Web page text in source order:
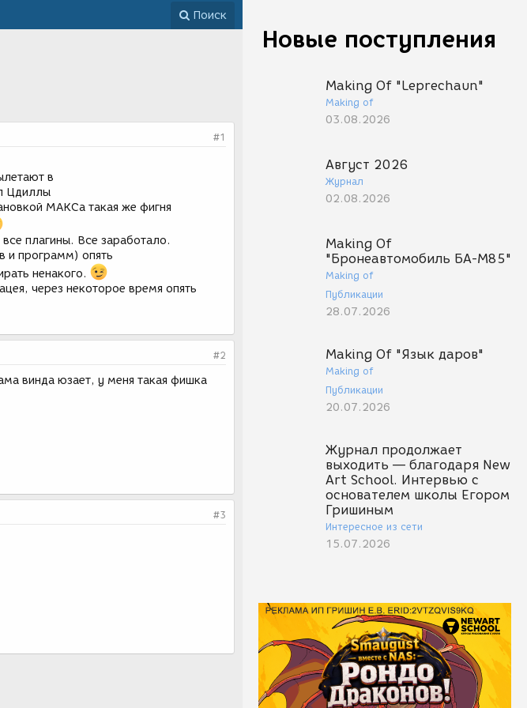
Новые поступления
Making Of "Leprechaun"
Making of
03.08.2026
Август 2026
Журнал
02.08.2026
Making Of
"Бронеавтомобиль БА-М85"
Making of
Публикации
28.07.2026
Making Of "Язык даров"
Making of
Публикации
20.07.2026
Журнал продолжает
выходить — благодаря New
Art School. Интервью с
основателем школы Егором
Гришиным
Интересное из сети
15.07.2026
Поиск
#1
в
Цдиллы
МАКСа такая же фигня
плагины. Все заработало.
и программ) опять
ненакого.
через некоторое время опять
#2
винда юзает, у меня такая фишка
#3